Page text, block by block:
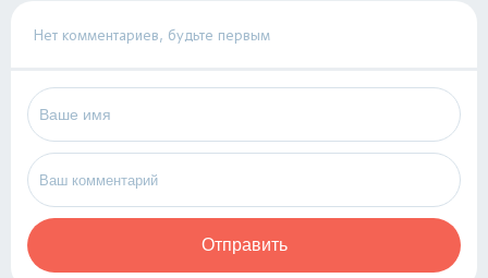
Нет комментариев, будьте первым
Отправить